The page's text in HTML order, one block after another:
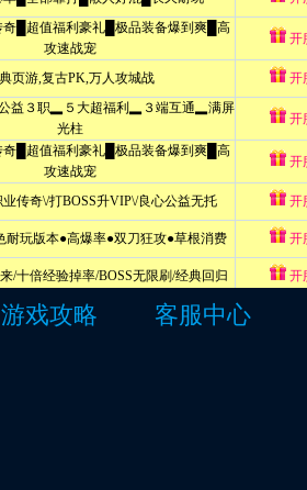
游戏攻略 客服中心